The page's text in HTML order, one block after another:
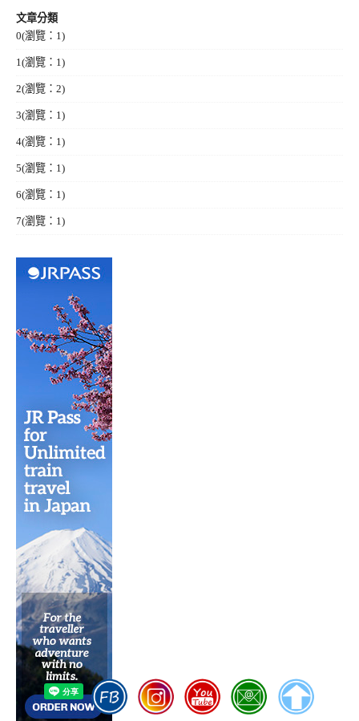
文章分類
0(瀏覽：1)
1 (瀏覽：1)
2(瀏覽：2)
3(瀏覽：1)
4(瀏覽：1)
5(瀏覽：1)
6(瀏覽：1)
7(瀏覽：1)